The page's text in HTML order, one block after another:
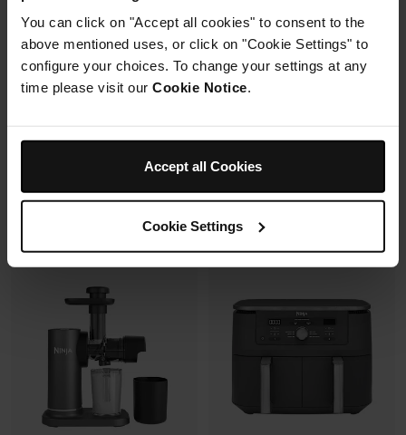
You can click on "Accept all cookies" to consent to the
above mentioned uses, or click on "Cookie Settings" to
configure your choices. To change your settings at any
time please visit our Cookie Notice.
Accept all Cookies
Cookie Settings
6 modes de cuisson (max
240°C)
Synchronisation des
cuissons
Voir les détails
Voir les détails